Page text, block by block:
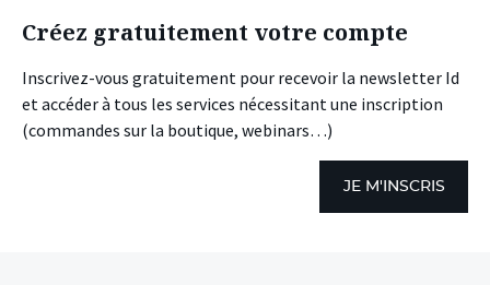
Créez gratuitement votre compte
Inscrivez-vous gratuitement pour recevoir la newsletter Id
et accéder à tous les services nécessitant une inscription
(commandes sur la boutique, webinars…)
JE M'INSCRIS